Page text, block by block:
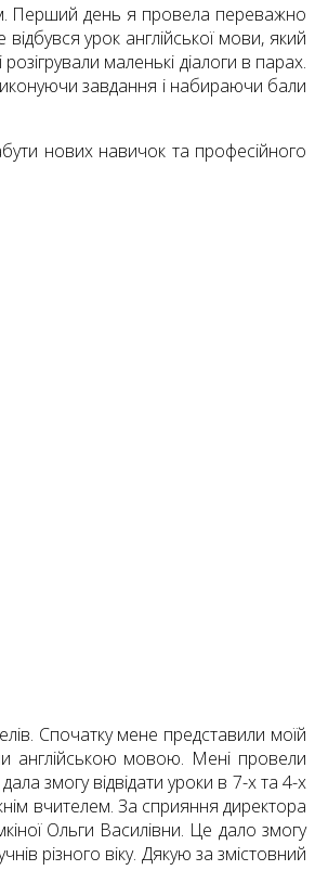
Перший день я провела переважно
урок англійської мови, який
маленькі діалоги в парах.
завдання і набираючи бали
нових навичок та професійного
Спочатку мене представили моїй
англійською мовою. Мені провели
змогу відвідати уроки в 7-х та 4-х
вчителем. За сприяння директора
Ольги Василівни. Це дало змогу
різного віку. Дякую за змістовний